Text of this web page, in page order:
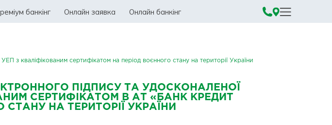
банкінг Онлайн заявка Онлайн банкінг
з кваліфікованим сертифікатом на період воєнного стану на території України
ПІДПИСУ ТА УДОСКОНАЛЕНОЇ
СЕРТИФІКАТОМ В АТ «БАНК КРЕДИТ
НА ТЕРИТОРІЇ УКРАЇНИ